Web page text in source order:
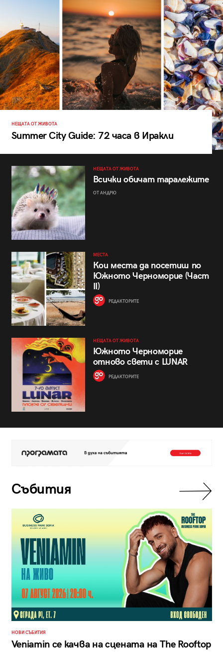
НЕЩАТА ОТ ЖИВОТА
Summer City Guide: 72 часа в Иракли
НЕЩАТА ОТ ЖИВОТА
Всички обичат таралежите
ОТ АНДРЮ
МЕСТА
Кои места да посетиш по
Южното Черноморие (Част
II)
РЕДАКТОРИТЕ
НЕЩАТА ОТ ЖИВОТА
Южното Черноморие
отново свети с LUNAR
РЕДАКТОРИТЕ
Събития
НОВИ СЪБИТИЯ
Veniamin се качва на сцената на The Rooftop